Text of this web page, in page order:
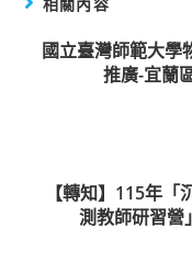
國立臺灣師範大學
推廣-宜蘭
【轉知】115年
測教師研習營